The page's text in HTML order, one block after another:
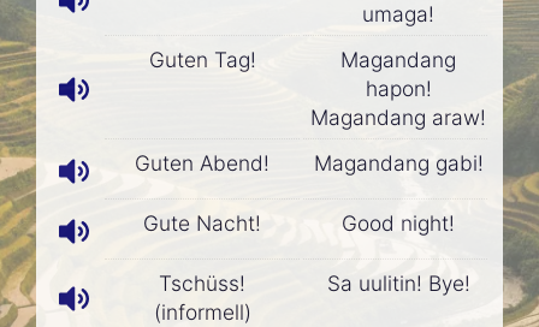
umaga!
Guten Tag!
Magandang
hapon!
Magandang araw!
Guten Abend!
Magandang gabi!
Gute Nacht! Good night!
Tschüss!
(informell)
Sa uulitin! Bye!